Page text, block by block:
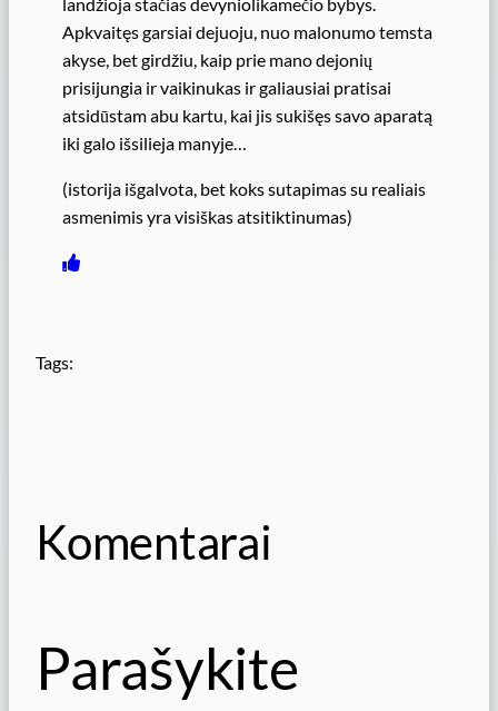
Apkvaitęs garsiai dejuoju, nuo malonumo temsta
akyse, bet girdžiu, kaip prie mano dejonių
prisijungia ir vaikinukas ir galiausiai pratisai
atsidūstam abu kartu, kai jis sukišęs savo aparatą
iki galo išsilieja manyje…
(istorija išgalvota, bet koks sutapimas su realiais
asmenimis yra visiškas atsitiktinumas)
Tags:
Komentarai
Parašykite